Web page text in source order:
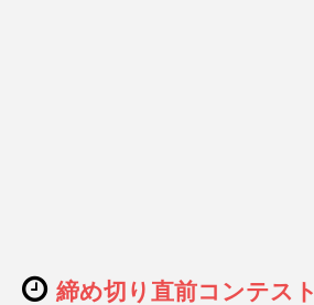
締め切り直前コンテスト